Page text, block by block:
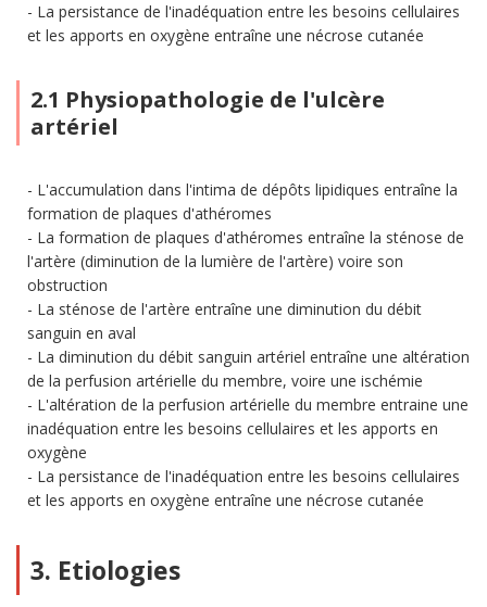
La persistance de l'inadéquation entre les besoins cellulaires
et les apports en oxygène entraîne une nécrose cutanée
2.1 Physiopathologie de l'ulcère
artériel
L'accumulation dans l'intima de dépôts lipidiques entraîne la
formation de plaques d'athéromes
La formation de plaques d'athéromes entraîne la sténose de
l'artère (diminution de la lumière de l'artère) voire son
obstruction
La sténose de l'artère entraîne une diminution du débit
sanguin en aval
La diminution du débit sanguin artériel entraîne une altération
de la perfusion artérielle du membre, voire une ischémie
L'altération de la perfusion artérielle du membre entraine une
inadéquation entre les besoins cellulaires et les apports en
oxygène
La persistance de l'inadéquation entre les besoins cellulaires
et les apports en oxygène entraîne une nécrose cutanée
3. Etiologies